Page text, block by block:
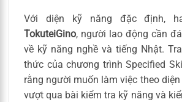
Với diện kỹ năng đặc định,
TokuteiGino, người lao động cần
về kỹ năng nghề và tiếng Nhật.
thức của chương trình Specified
rằng người muốn làm việc theo
vượt qua bài kiểm tra kỹ năng và